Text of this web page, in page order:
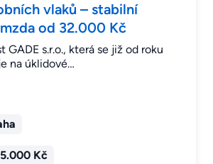
vlaků – stabilní
od 32.000 Kč
GADE s.r.o., která se již od roku
na úklidové…
Kč